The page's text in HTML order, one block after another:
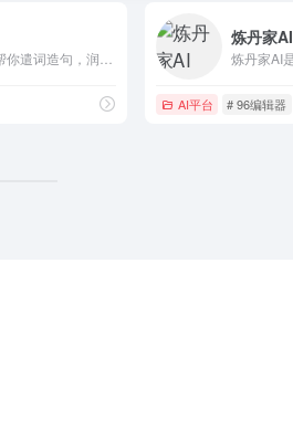
炼丹家AI
AI平台 # 96编辑器